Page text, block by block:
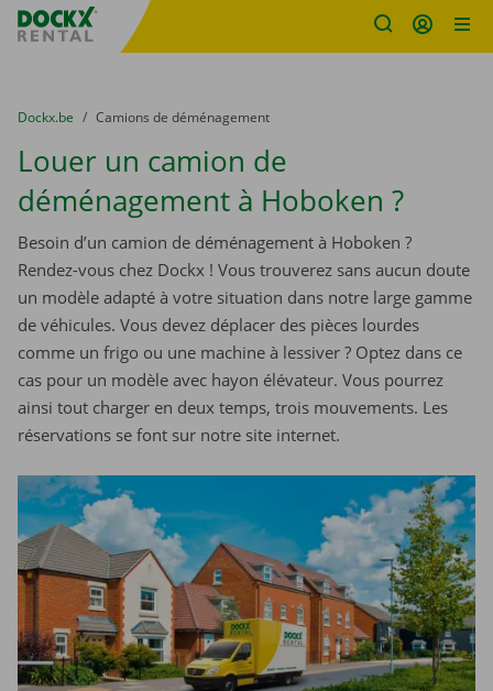
sitename
You are here:
du
Dockx.be to
Camions de déménagement
Louer un camion de
déménagement à Hoboken ?
Besoin d’un camion de déménagement à Hoboken ?
Rendez-vous chez Dockx ! Vous trouverez sans aucun doute
un modèle adapté à votre situation dans notre large gamme
de véhicules. Vous devez déplacer des pièces lourdes
comme un frigo ou une machine à lessiver ? Optez dans ce
cas pour un modèle avec hayon élévateur. Vous pourrez
ainsi tout charger en deux temps, trois mouvements. Les
réservations se font sur notre site internet.